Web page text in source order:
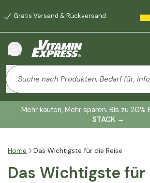
Gratis Versand & Rückversand
Menü
Mehr kaufen, Mehr sparen. Bis zu 20%
STACK →
Home Das Wichtigste für die Reise
Das Wichtigste für